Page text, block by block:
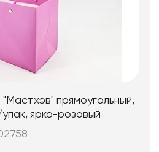
прямоугольный,
ярко-розовый